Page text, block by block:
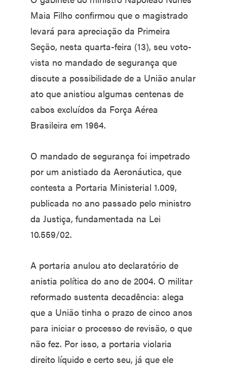
Maia Filho confirmou que o magistrado
levará para apreciação da Primeira
Seção, nesta quarta-feira (13), seu voto-
vista no mandado de segurança que
discute a possibilidade de a União anular
ato que anistiou algumas centenas de
cabos excluídos da Força Aérea
Brasileira em 1964.
O mandado de segurança foi impetrado
por um anistiado da Aeronáutica, que
contesta a Portaria Ministerial 1.009,
publicada no ano passado pelo ministro
da Justiça, fundamentada na Lei
10.559/02.
A portaria anulou ato declaratório de
anistia política do ano de 2004. O militar
reformado sustenta decadência: alega
que a União tinha o prazo de cinco anos
para iniciar o processo de revisão, o que
não fez. Por isso, a portaria violaria
direito líquido e certo seu, já que ele